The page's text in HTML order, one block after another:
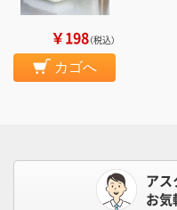
￥198（税込）
カゴへ
アス
お気